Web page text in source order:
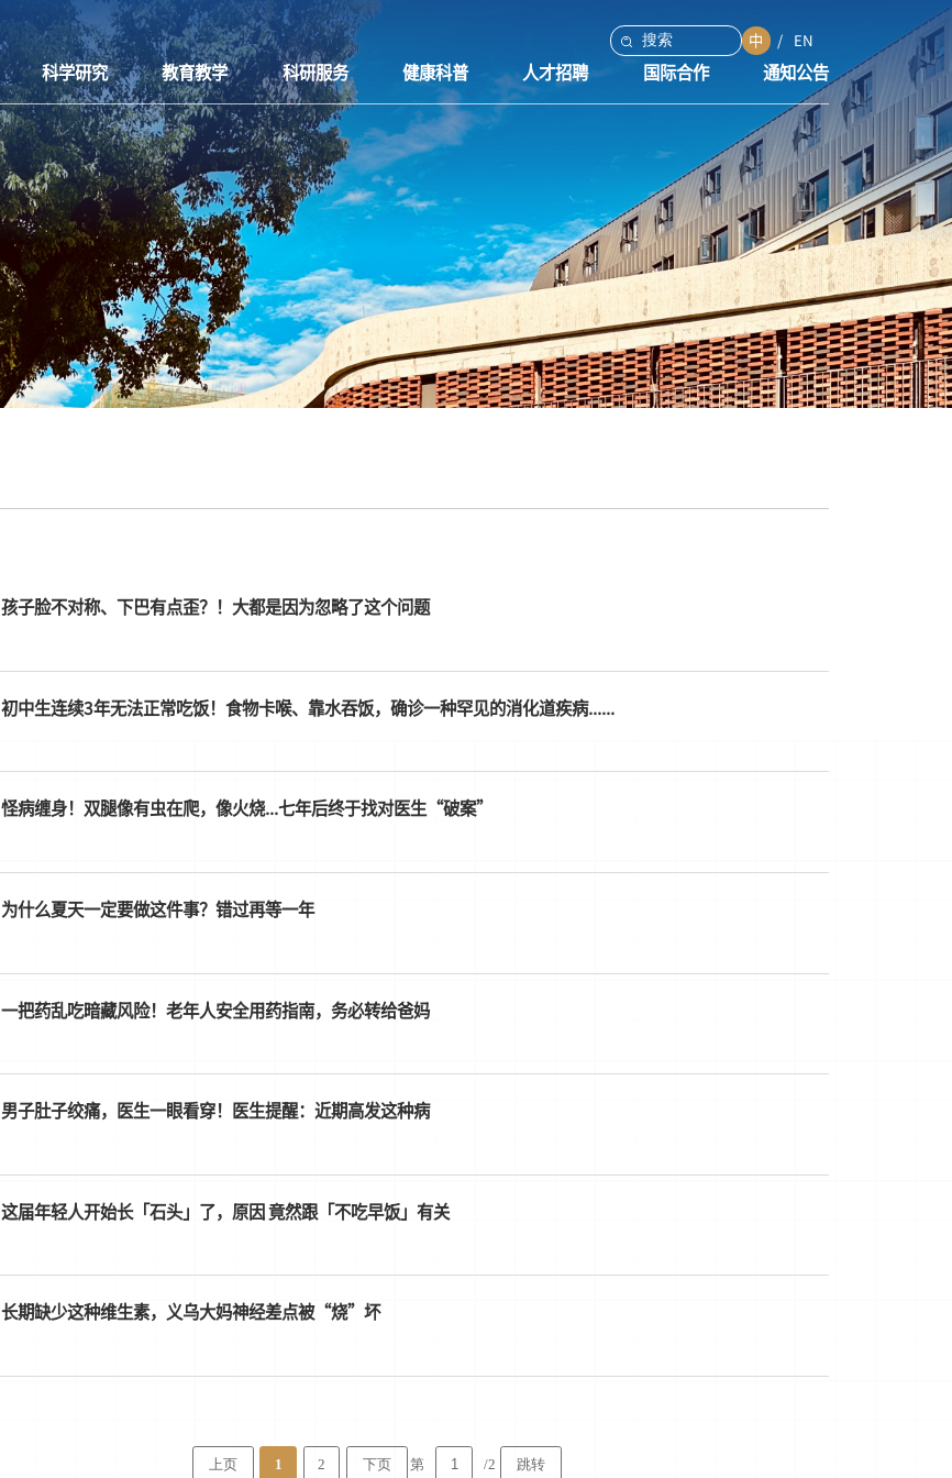
中 EN
科学研究 教育教学 科研服务 健康科普 人才招聘 国际合作 通知公告
孩子脸不对称、下巴有点歪？！大都是因为忽略了这个问题
初中生连续3年无法正常吃饭！食物卡喉、靠水吞饭，确诊一种罕见的消化道疾病......
怪病缠身！双腿像有虫在爬，像火烧...七年后终于找对医生“破案”
为什么夏天一定要做这件事？错过再等一年
一把药乱吃暗藏风险！老年人安全用药指南，务必转给爸妈
男子肚子绞痛，医生一眼看穿！医生提醒：近期高发这种病
这届年轻人开始长「石头」了，原因 竟然跟「不吃早饭」有关
长期缺少这种维生素，义乌大妈神经差点被“烧”坏
上页 1 2 下页 第 /2 跳转